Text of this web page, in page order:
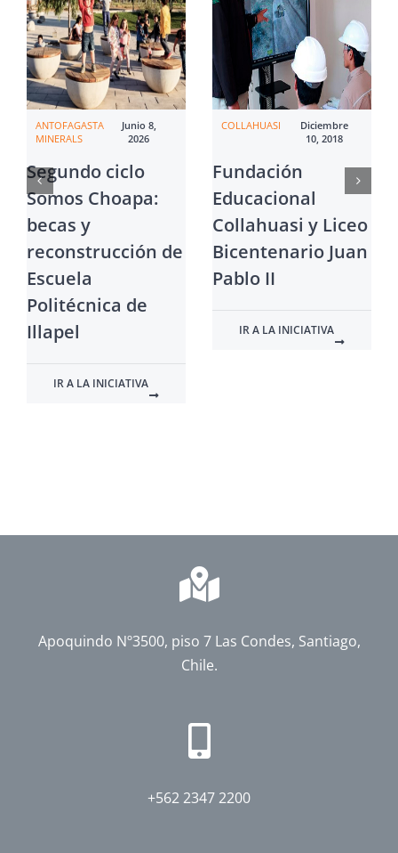
ANTOFAGASTA
MINERALS
Junio 8,
2026
Segundo ciclo
Somos Choapa:
becas y
reconstrucción de
Escuela
Politécnica de
Illapel
IR A LA INICIATIVA
COLLAHUASI
Diciembre
10, 2018
Fundación
Educacional
Collahuasi y Liceo
Bicentenario Juan
Pablo II
IR A LA INICIATIVA
Apoquindo Nº3500, piso 7 Las Condes, Santiago,
Chile.
+562 2347 2200